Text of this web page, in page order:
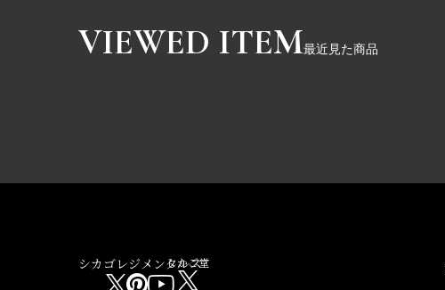
最近見た商品
シカゴレジメンタルス
しかご堂